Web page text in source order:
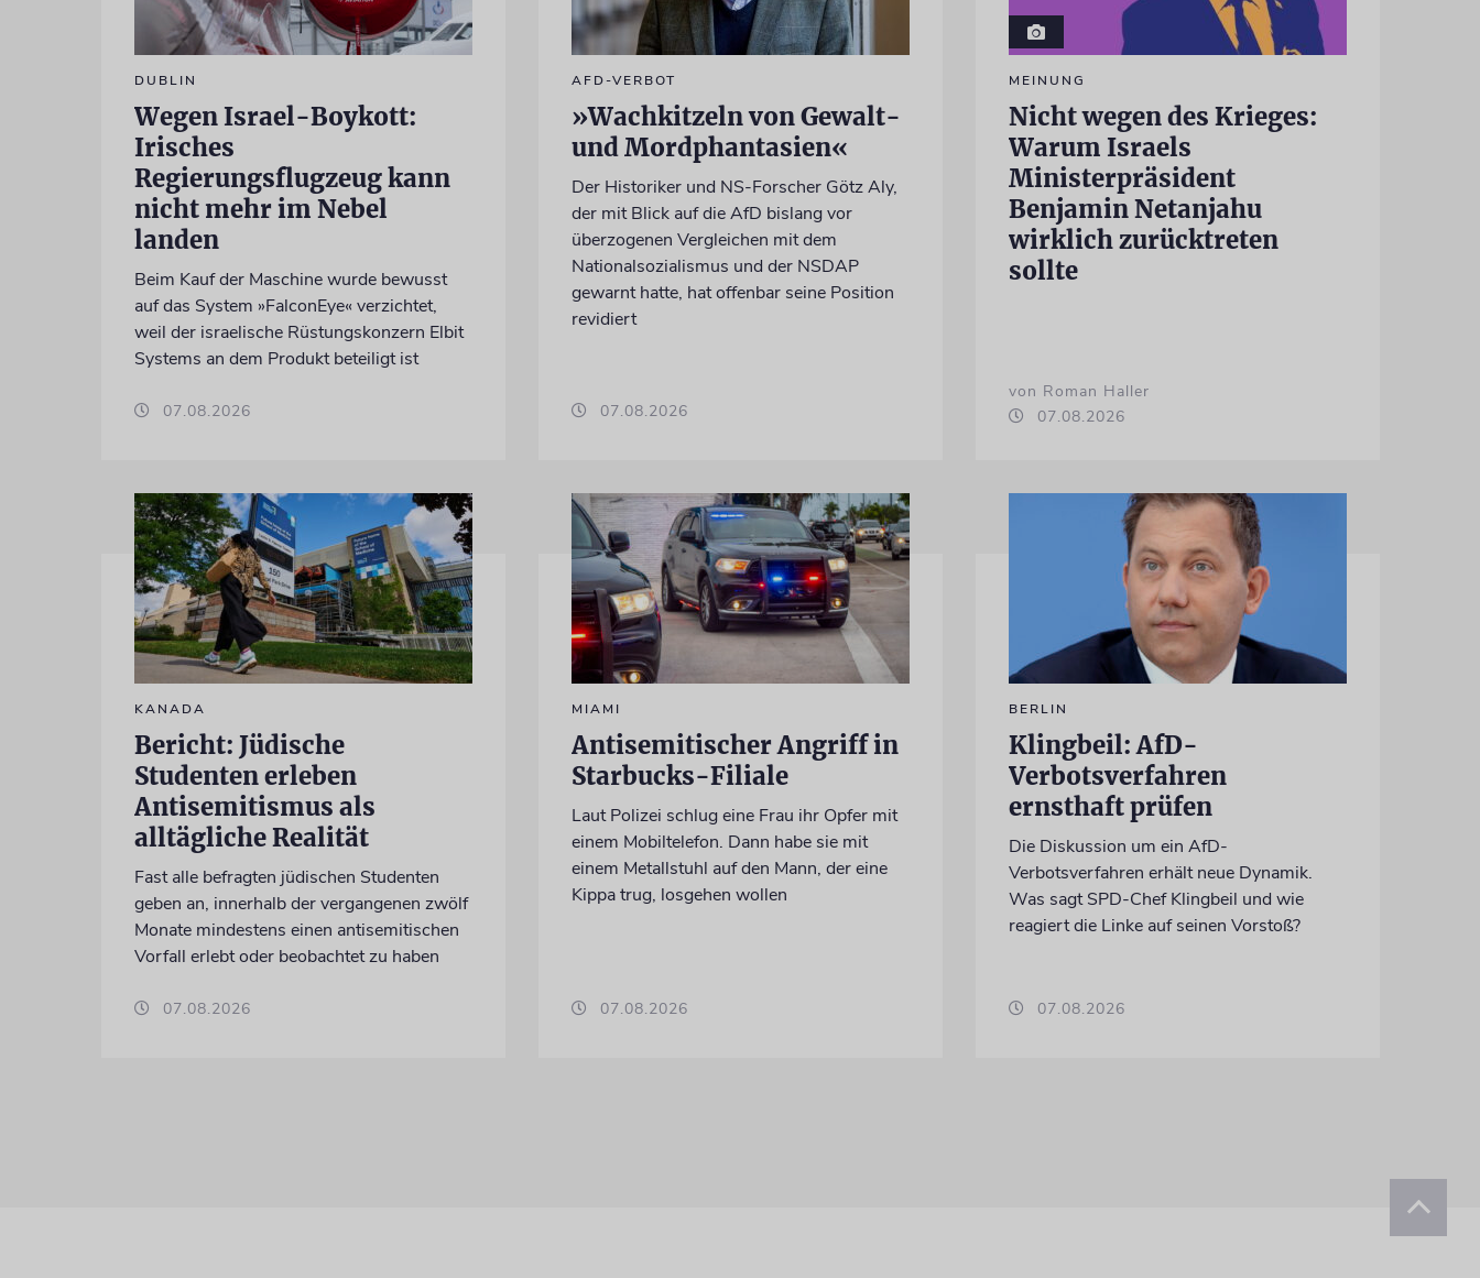
DUBLIN
Wegen Israel-Boykott:
Irisches
Regierungsflugzeug kann
nicht mehr im Nebel
landen
Beim Kauf der Maschine wurde bewusst
auf das System »FalconEye« verzichtet,
weil der israelische Rüstungskonzern Elbit
Systems an dem Produkt beteiligt ist
07.08.2026
AFD-VERBOT
»Wachkitzeln von Gewalt-
und Mordphantasien«
Der Historiker und NS-Forscher Götz Aly,
der mit Blick auf die AfD bislang vor
überzogenen Vergleichen mit dem
Nationalsozialismus und der NSDAP
gewarnt hatte, hat offenbar seine Position
revidiert
07.08.2026
MEINUNG
Nicht wegen des Krieges:
Warum Israels
Ministerpräsident
Benjamin Netanjahu
wirklich zurücktreten
sollte
von Roman Haller
07.08.2026
KANADA
Bericht: Jüdische
Studenten erleben
Antisemitismus als
alltägliche Realität
Fast alle befragten jüdischen Studenten
geben an, innerhalb der vergangenen zwölf
Monate mindestens einen antisemitischen
Vorfall erlebt oder beobachtet zu haben
07.08.2026
MIAMI
Antisemitischer Angriff in
Starbucks-Filiale
Laut Polizei schlug eine Frau ihr Opfer mit
einem Mobiltelefon. Dann habe sie mit
einem Metallstuhl auf den Mann, der eine
Kippa trug, losgehen wollen
07.08.2026
BERLIN
Klingbeil: AfD-
Verbotsverfahren
ernsthaft prüfen
Die Diskussion um ein AfD-
Verbotsverfahren erhält neue Dynamik.
Was sagt SPD-Chef Klingbeil und wie
reagiert die Linke auf seinen Vorstoß?
07.08.2026